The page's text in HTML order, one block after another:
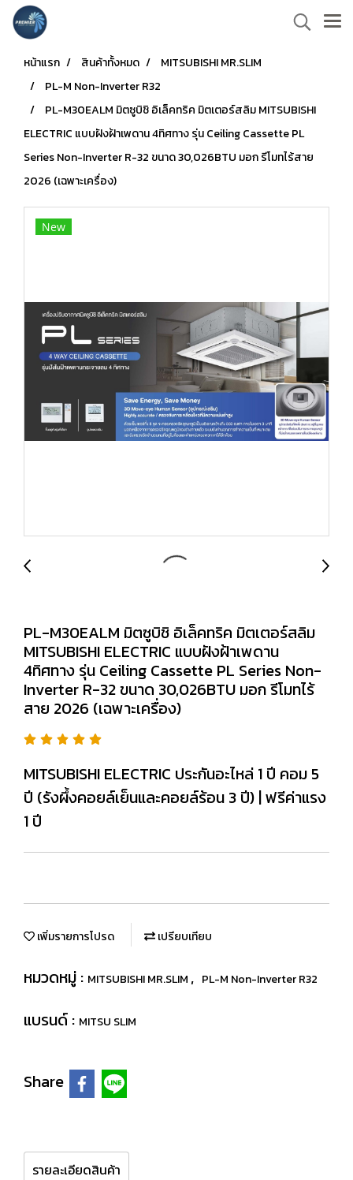
หน้าแรก สินค้าทั้งหมด
MITSUBISHI MR.SLIM
PL-M Non-Inverter R32
PL-M30EALM มิตซูบิชิ อิเล็คทริค มิตเตอร์สลิม MITSUBISHI
ELECTRIC แบบฝังฝ้าเพดาน 4ทิศทาง รุ่น Ceiling Cassette PL
Series Non-Inverter R-32 ขนาด 30,026BTU มอก รีโมทไร้สาย
2026 (เฉพาะเครื่อง)
New
PL-M30EALM มิตซูบิชิ อิเล็คทริค มิตเตอร์สลิม
MITSUBISHI ELECTRIC แบบฝังฝ้าเพดาน
4ทิศทาง รุ่น Ceiling Cassette PL Series Non-
Inverter R-32 ขนาด 30,026BTU มอก รีโมทไร้
สาย 2026 (เฉพาะเครื่อง)
MITSUBISHI ELECTRIC ประกันอะไหล่ 1 ปี คอม 5
ปี (รังผึ้งคอยล์เย็นและคอยล์ร้อน 3 ปี) | ฟรีค่าแรง
1 ปี
เพิ่มรายการโปรด เปรียบเทียบ
หมวดหมู่ : MITSUBISHI MR.SLIM , PL-M Non-Inverter R32
แบรนด์ : MITSU SLIM
Share
รายละเอียดสินค้า